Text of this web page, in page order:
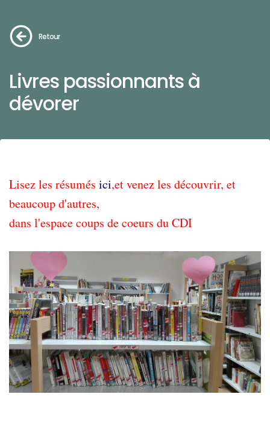
Retour
Livres passionnants à
dévorer
Lisez les résumés ici,et venez les découvrir, et
beaucoup d'autres,
dans l'espace coups de coeurs duCDI